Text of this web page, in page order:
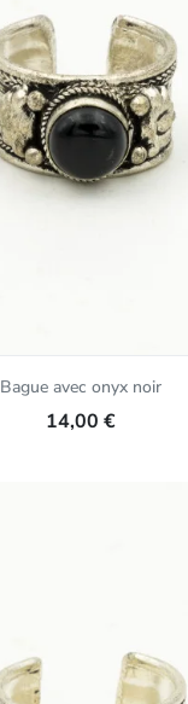
Bague avec onyx noir
14,00 €